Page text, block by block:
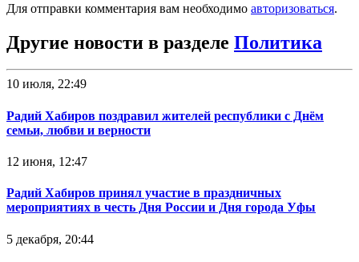
Для отправки комментария вам необходимо авторизоваться.
Другие новости в разделе Политика
10 июля, 22:49
Радий Хабиров поздравил жителей республики с Днём
семьи, любви и верности
12 июня, 12:47
Радий Хабиров принял участие в праздничных
мероприятиях в честь Дня России и Дня города Уфы
5 декабря, 20:44